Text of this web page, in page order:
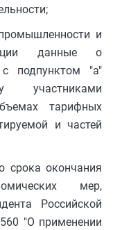
и
данные о
с подпунктом "а"
участниками
тарифных
и частей
срока окончания
мер,
Российской
"О применении